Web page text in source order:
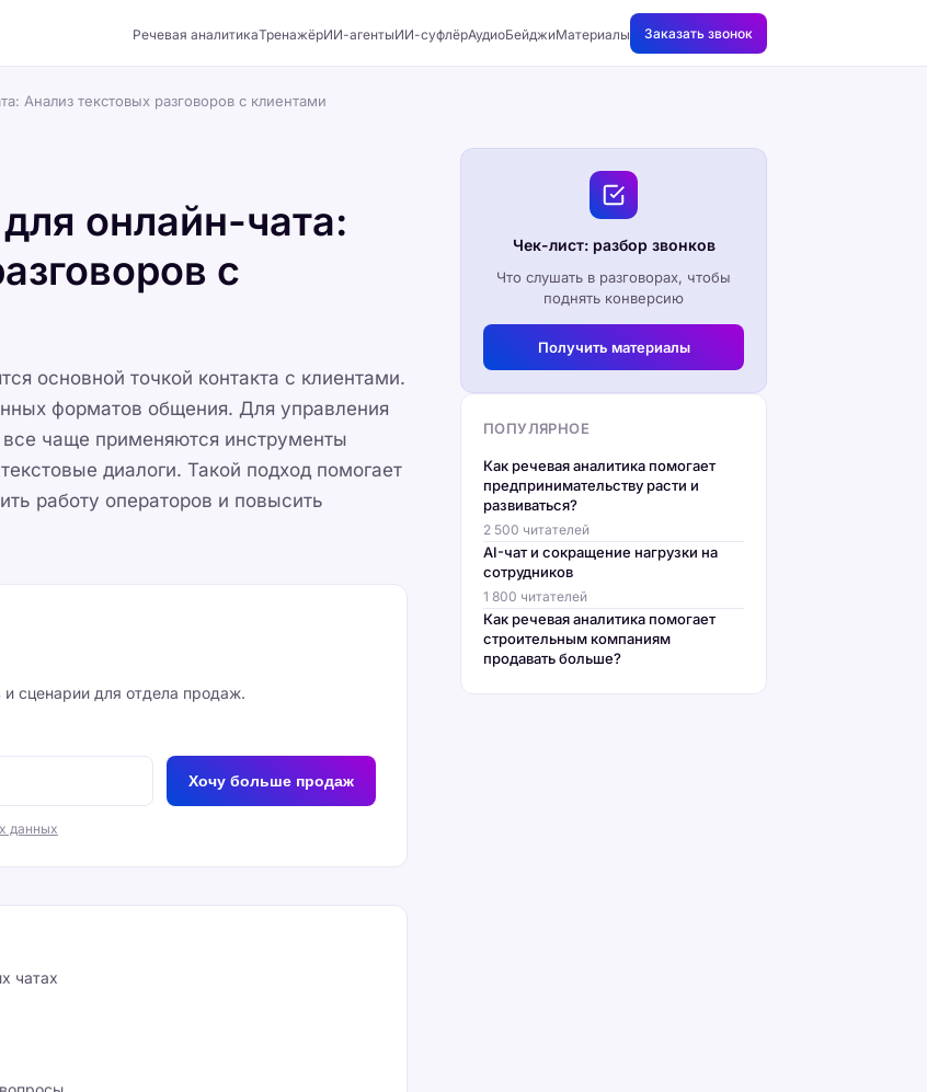
Речевая аналитикаТренажёрИИ-агентыИИ-суфлёрАудиоБейджиМатериалы Заказать звонок
Анализ текстовых разговоров с клиентами
онлайн-чата:
с
основной точкой контакта с клиентами.
форматов общения. Для управления
чаще применяются инструменты
диалоги. Такой подход помогает
работу операторов и повысить
сценарии для отдела продаж.
Хочу больше продаж
данных
чатах
Чек-лист: разбор звонков
Что слушать в разговорах, чтобы
поднять конверсию
Получить материалы
ПОПУЛЯРНОЕ
Как речевая аналитика помогает
предпринимательству расти и
развиваться?
2 500 читателей
AI-чат и сокращение нагрузки на
сотрудников
1 800 читателей
Как речевая аналитика помогает
строительным компаниям
продавать больше?